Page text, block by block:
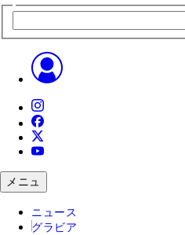
メニュ
ニュース
グラビア